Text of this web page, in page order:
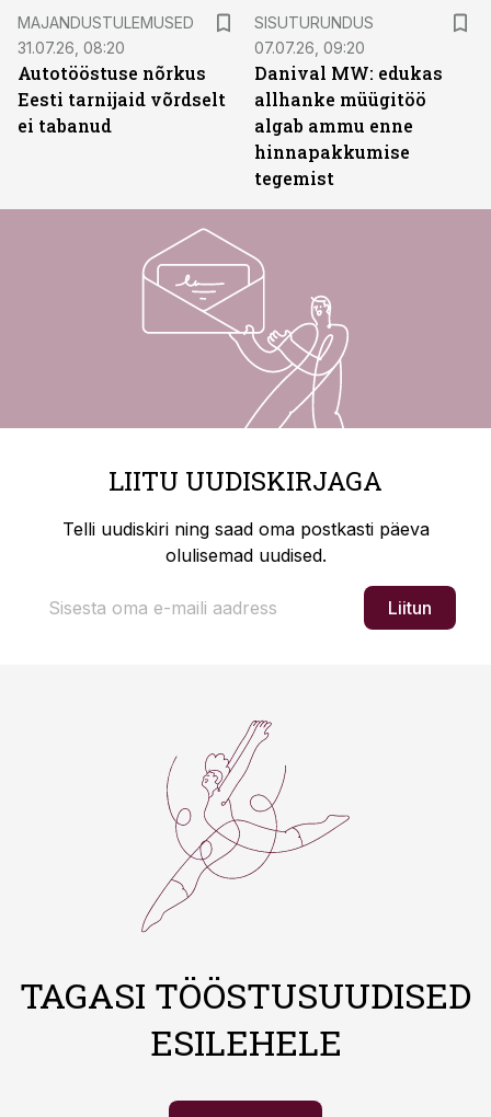
MAJANDUSTULEMUSED
31.07.26, 08:20
Autotööstuse nõrkus
Eesti tarnijaid võrdselt
ei tabanud
SISUTURUNDUS
07.07.26, 09:20
Danival MW: edukas
allhanke müügitöö
algab ammu enne
hinnapakkumise
tegemist
LIITU UUDISKIRJAGA
Telli uudiskiri ning saad oma postkasti päeva
olulisemad uudised.
Liitun
TAGASI TÖÖSTUSUUDISED
ESILEHELE